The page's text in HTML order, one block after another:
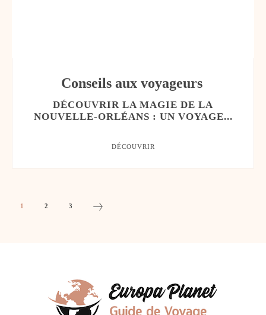
Conseils aux voyageurs
DÉCOUVRIR LA MAGIE DE LA
NOUVELLE-ORLÉANS : UN VOYAGE...
DÉCOUVRIR
1 2 3